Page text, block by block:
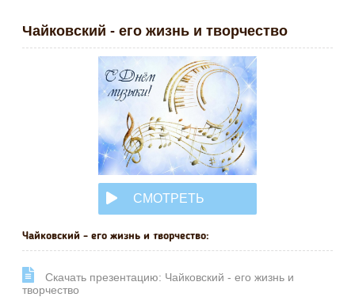
Чайковский - его жизнь и творчество
СМОТРЕТЬ
Чайковский - его жизнь и творчество:
Cкачать презентацию: Чайковский - его жизнь и
творчество